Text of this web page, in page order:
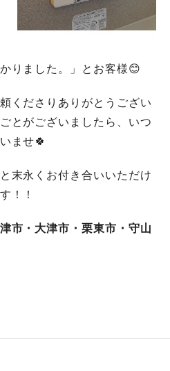
りました。」とお客様😊
くださりありがとうござい
とがございましたら、いつ
ませ🍀
末永くお付き合いいただけ
！！
市・大津市・栗東市・守山